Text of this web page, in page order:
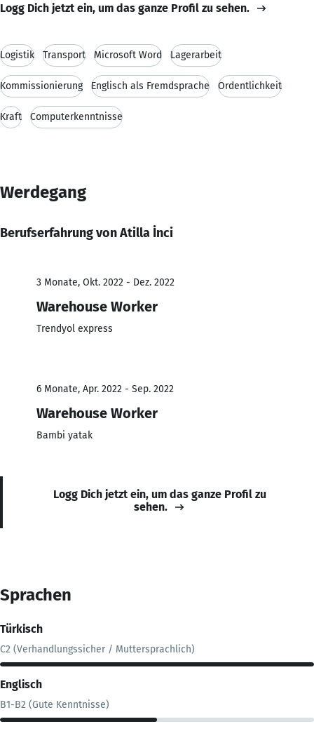
Logg Dich jetzt ein, um das ganze Profil zu sehen.
Logistik Transport Microsoft Word Lagerarbeit
Kommissionierung Englisch als Fremdsprache Ordentlichkeit
Kraft Computerkenntnisse
Werdegang
Berufserfahrung von Atilla İnci
3 Monate, Okt. 2022 - Dez. 2022
Warehouse Worker
Trendyol express
6 Monate, Apr. 2022 - Sep. 2022
Warehouse Worker
Bambi yatak
Logg Dich jetzt ein, um das ganze Profil zu
sehen.
Sprachen
Türkisch
C2 (Verhandlungssicher / Muttersprachlich)
Englisch
B1-B2 (Gute Kenntnisse)